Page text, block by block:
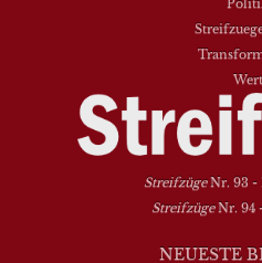
Wert
StreifzügeNr. 93 -
StreifzügeNr. 94
NEUESTE